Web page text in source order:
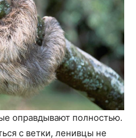
оправдывают полностью.
с ветки, ленивцы не